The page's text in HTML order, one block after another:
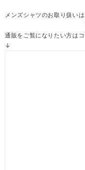
メンズシャツのお取り扱い
Mサイズ・
通販をご覧になりたい方はコ
↓